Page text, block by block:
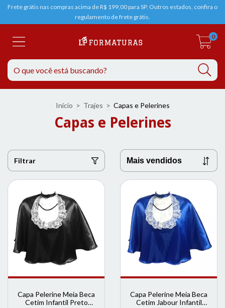
Frete grátis nas compras acima de R$ 199,00 para SP. Outros estados, confira o
regulamento de frete grátis.
0
Início > Trajes > Capas e Pelerines
Capas e Pelerines
Filtrar
Capa Pelerine Meia Beca
Cetim Infantil Preto
Capa Pelerine Meia Beca
Cetim Jabour Infantil